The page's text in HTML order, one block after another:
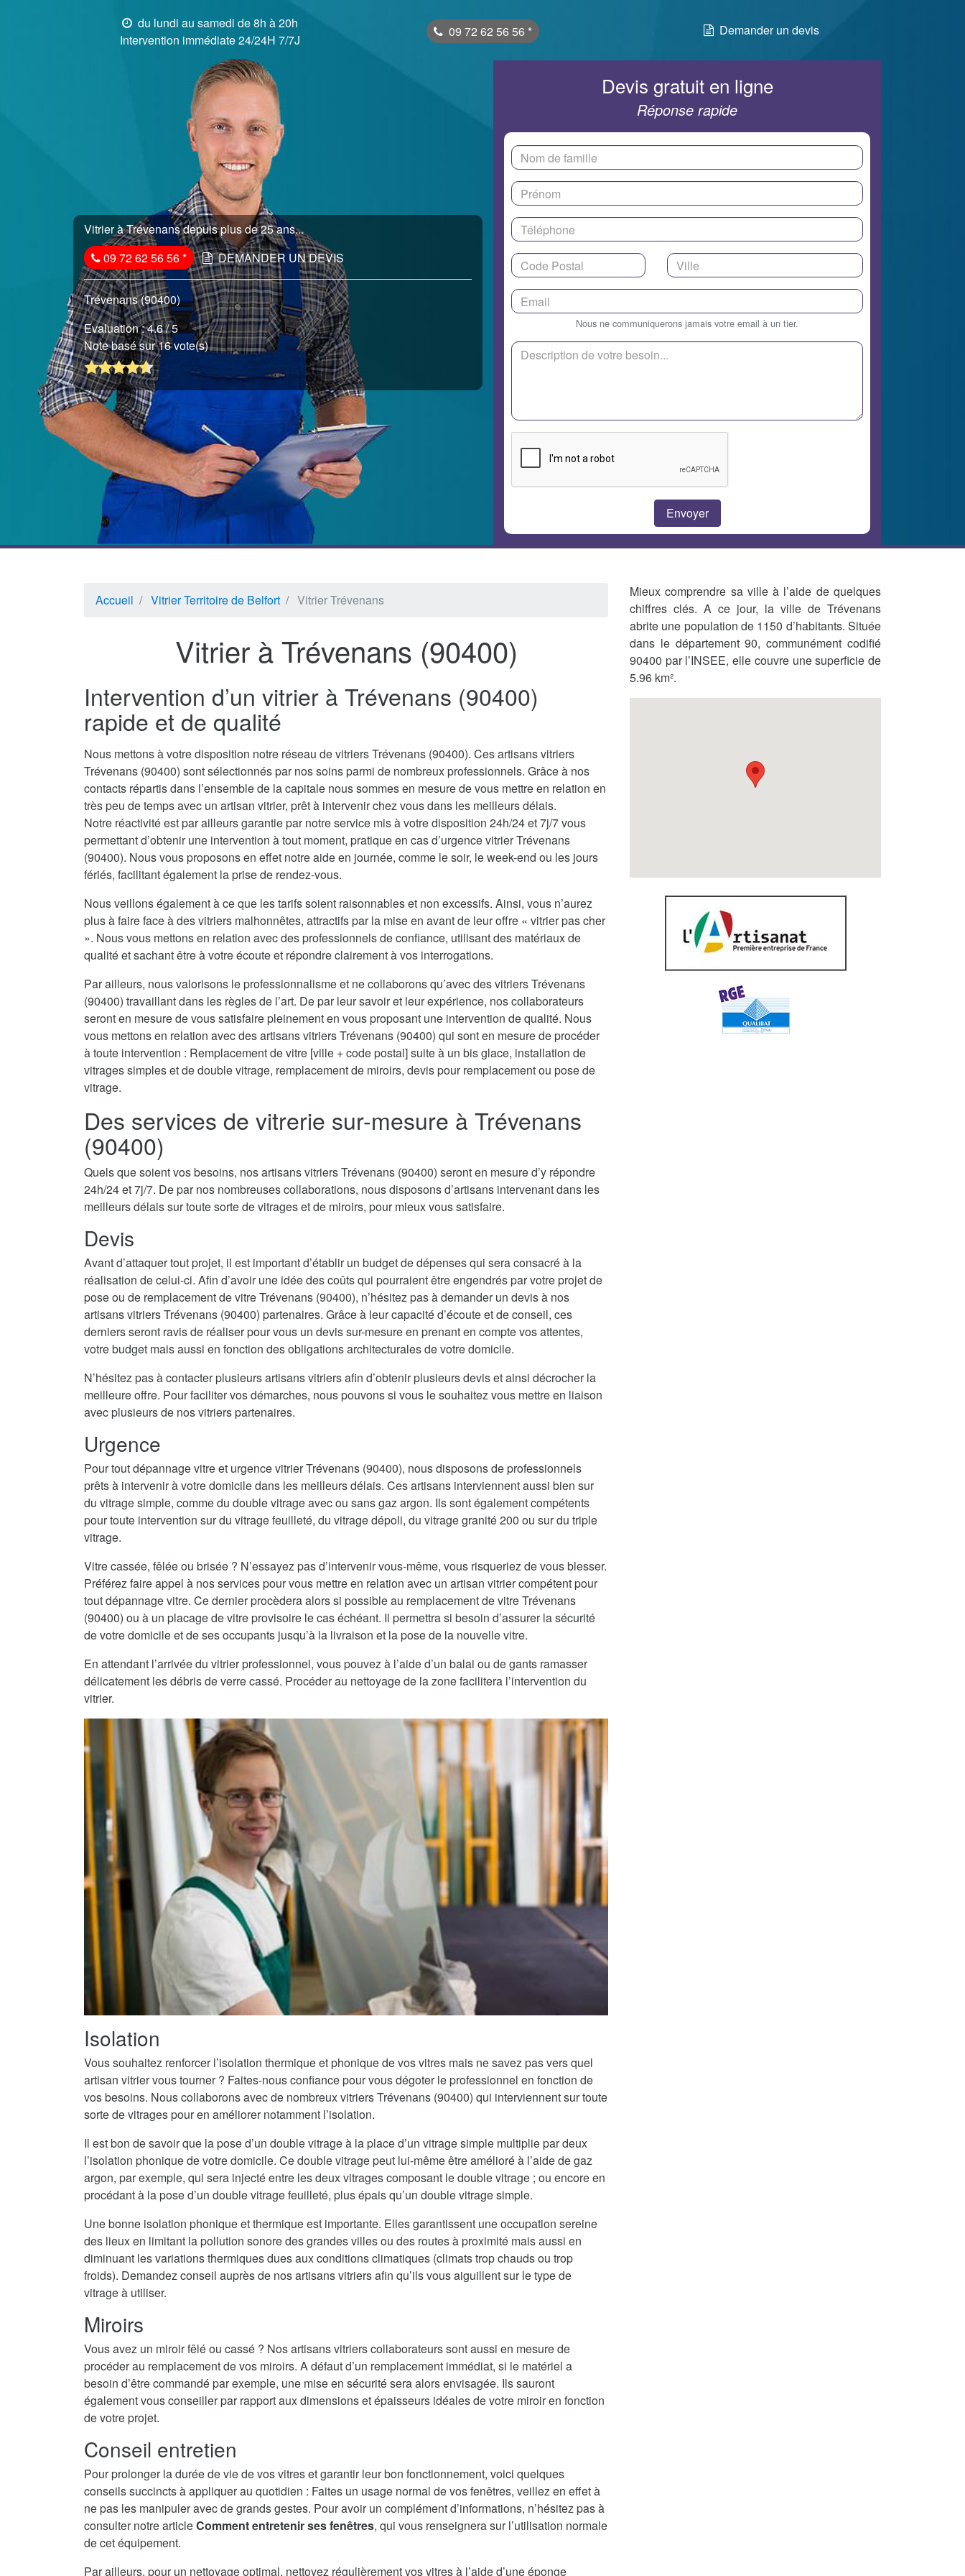
du lundi au samedi de 8h à 20h
Intervention immédiate 24/24H 7/7J
09 72 62 56 56 * Demander un devis
Vitrier à Trévenans depuis plus de 25 ans...
09 72 62 56 56* DEMANDER UN DEVIS
Trévenans (90400)
Evaluation :4.6/ 5
Note basé sur 16 vote(s)
Devis gratuit en ligne
Réponse rapide
Nous ne communiquerons jamais votre email à un tier.
Accueil Vitrier Territoire de Belfort Vitrier Trévenans
Vitrier à Trévenans (90400)
Intervention d’un vitrier à Trévenans (90400)
rapide et de qualité
Nous mettons à votre disposition notre réseau de vitriers Trévenans (90400). Ces artisans vitriers
Trévenans (90400) sont sélectionnés par nos soins parmi de nombreux professionnels. Grâce à nos
contacts répartis dans l’ensemble de la capitale nous sommes en mesure de vous mettre en relation en
très peu de temps avec un artisan vitrier, prêt à intervenir chez vous dans les meilleurs délais.
Notre réactivité est par ailleurs garantie par notre service mis à votre disposition 24h/24 et 7j/7 vous
permettant d’obtenir une intervention à tout moment, pratique en cas d’urgence vitrier Trévenans
(90400). Nous vous proposons en effet notre aide en journée, comme le soir, le week-end ou les jours
fériés, facilitant également la prise de rendez-vous.
Nous veillons également à ce que les tarifs soient raisonnables et non excessifs. Ainsi, vous n’aurez
plus à faire face à des vitriers malhonnêtes, attractifs par la mise en avant de leur offre « vitrier pas cher
». Nous vous mettons en relation avec des professionnels de confiance, utilisant des matériaux de
qualité et sachant être à votre écoute et répondre clairement à vos interrogations.
Par ailleurs, nous valorisons le professionnalisme et ne collaborons qu’avec des vitriers Trévenans
(90400) travaillant dans les règles de l’art. De par leur savoir et leur expérience, nos collaborateurs
seront en mesure de vous satisfaire pleinement en vous proposant une intervention de qualité. Nous
vous mettons en relation avec des artisans vitriers Trévenans (90400) qui sont en mesure de procéder
à toute intervention : Remplacement de vitre [ville + code postal] suite à un bis glace, installation de
vitrages simples et de double vitrage, remplacement de miroirs, devis pour remplacement ou pose de
vitrage.
Des services de vitrerie sur-mesure à Trévenans
(90400)
Quels que soient vos besoins, nos artisans vitriers Trévenans (90400) seront en mesure d’y répondre
24h/24 et 7j/7. De par nos nombreuses collaborations, nous disposons d’artisans intervenant dans les
meilleurs délais sur toute sorte de vitrages et de miroirs, pour mieux vous satisfaire.
Devis
Avant d’attaquer tout projet, il est important d’établir un budget de dépenses qui sera consacré à la
réalisation de celui-ci. Afin d’avoir une idée des coûts qui pourraient être engendrés par votre projet de
pose ou de remplacement de vitre Trévenans (90400), n’hésitez pas à demander un devis à nos
artisans vitriers Trévenans (90400) partenaires. Grâce à leur capacité d’écoute et de conseil, ces
derniers seront ravis de réaliser pour vous un devis sur-mesure en prenant en compte vos attentes,
votre budget mais aussi en fonction des obligations architecturales de votre domicile.
N’hésitez pas à contacter plusieurs artisans vitriers afin d’obtenir plusieurs devis et ainsi décrocher la
meilleure offre. Pour faciliter vos démarches, nous pouvons si vous le souhaitez vous mettre en liaison
avec plusieurs de nos vitriers partenaires.
Urgence
Pour tout dépannage vitre et urgence vitrier Trévenans (90400), nous disposons de professionnels
prêts à intervenir à votre domicile dans les meilleurs délais. Ces artisans interviennent aussi bien sur
du vitrage simple, comme du double vitrage avec ou sans gaz argon. Ils sont également compétents
pour toute intervention sur du vitrage feuilleté, du vitrage dépoli, du vitrage granité 200 ou sur du triple
vitrage.
Vitre cassée, fêlée ou brisée ? N’essayez pas d’intervenir vous-même, vous risqueriez de vous blesser.
Préférez faire appel à nos services pour vous mettre en relation avec un artisan vitrier compétent pour
tout dépannage vitre. Ce dernier procèdera alors si possible au remplacement de vitre Trévenans
(90400) ou à un placage de vitre provisoire le cas échéant. Il permettra si besoin d’assurer la sécurité
de votre domicile et de ses occupants jusqu’à la livraison et la pose de la nouvelle vitre.
En attendant l’arrivée du vitrier professionnel, vous pouvez à l’aide d’un balai ou de gants ramasser
délicatement les débris de verre cassé. Procéder au nettoyage de la zone facilitera l’intervention du
vitrier.
Isolation
Vous souhaitez renforcer l’isolation thermique et phonique de vos vitres mais ne savez pas vers quel
artisan vitrier vous tourner ? Faites-nous confiance pour vous dégoter le professionnel en fonction de
vos besoins. Nous collaborons avec de nombreux vitriers Trévenans (90400) qui interviennent sur toute
sorte de vitrages pour en améliorer notamment l’isolation.
Il est bon de savoir que la pose d’un double vitrage à la place d’un vitrage simple multiplie par deux
l’isolation phonique de votre domicile. Ce double vitrage peut lui-même être amélioré à l’aide de gaz
argon, par exemple, qui sera injecté entre les deux vitrages composant le double vitrage ; ou encore en
procédant à la pose d’un double vitrage feuilleté, plus épais qu’un double vitrage simple.
Une bonne isolation phonique et thermique est importante. Elles garantissent une occupation sereine
des lieux en limitant la pollution sonore des grandes villes ou des routes à proximité mais aussi en
diminuant les variations thermiques dues aux conditions climatiques (climats trop chauds ou trop
froids). Demandez conseil auprès de nos artisans vitriers afin qu’ils vous aiguillent sur le type de
vitrage à utiliser.
Miroirs
Vous avez un miroir fêlé ou cassé ? Nos artisans vitriers collaborateurs sont aussi en mesure de
procéder au remplacement de vos miroirs. A défaut d’un remplacement immédiat, si le matériel a
besoin d’être commandé par exemple, une mise en sécurité sera alors envisagée. Ils sauront
également vous conseiller par rapport aux dimensions et épaisseurs idéales de votre miroir en fonction
de votre projet.
Conseil entretien
Pour prolonger la durée de vie de vos vitres et garantir leur bon fonctionnement, voici quelques
conseils succincts à appliquer au quotidien : Faites un usage normal de vos fenêtres, veillez en effet à
ne pas les manipuler avec de grands gestes. Pour avoir un complément d’informations, n’hésitez pas à
consulter notre articleComment entretenir ses fenêtres, qui vous renseignera sur l’utilisation normale
de cet équipement.
Par ailleurs, pour un nettoyage optimal, nettoyez régulièrement vos vitres à l’aide d’une éponge
Mieux comprendre sa ville à l’aide de quelques
chiffres clés. A ce jour, la ville de Trévenans
abrite une population de 1150 d’habitants. Située
dans le département 90, communément codifié
90400 par l’INSEE, elle couvre une superficie de
5.96 km².